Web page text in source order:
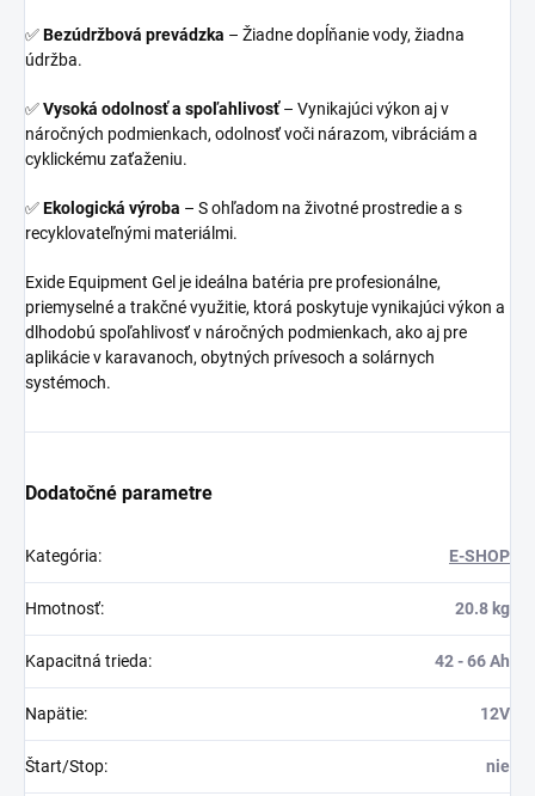
✅Bezúdržbová prevádzka – Žiadne dopĺňanie vody, žiadna
údržba.
✅Vysoká odolnosť a spoľahlivosť– Vynikajúci výkon aj v
náročných podmienkach, odolnosť voči nárazom, vibráciám a
cyklickému zaťaženiu.
✅Ekologická výroba – S ohľadom na životné prostredie a s
recyklovateľnými materiálmi.
Exide Equipment Gel je ideálna batéria pre profesionálne,
priemyselné a trakčné využitie, ktorá poskytuje vynikajúci výkon a
dlhodobú spoľahlivosť v náročných podmienkach, ako aj pre
aplikácie v karavanoch, obytných prívesoch a solárnych
systémoch.
Dodatočné parametre
Kategória: E-SHOP
Hmotnosť: 20.8 kg
Kapacitná trieda: 42 - 66 Ah
Napätie: 12V
Štart/Stop: nie